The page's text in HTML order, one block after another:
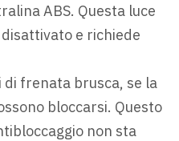
ABS. Questa luce
e richiede
di frenata brusca, se la
bloccarsi. Questo
non sta